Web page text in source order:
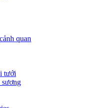
quan
tưới